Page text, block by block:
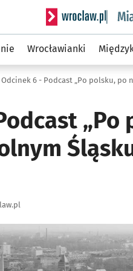
Serwis
Wrocławianki